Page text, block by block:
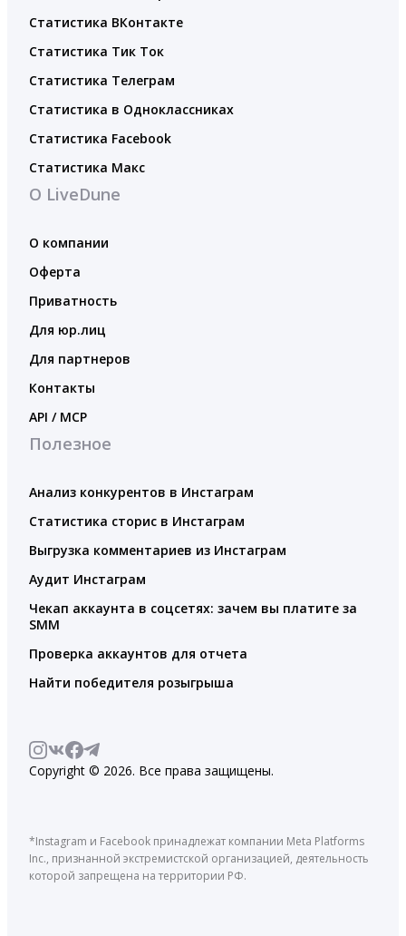
Статистика ВКонтакте
Статистика Тик Ток
Статистика Телеграм
Статистика в Одноклассниках
Статистика Facebook
Статистика Макс
О LiveDune
О компании
Оферта
Приватность
Для юр.лиц
Для партнеров
Контакты
API / MCP
Полезное
Анализ конкурентов в Инстаграм
Статистика сторис в Инстаграм
Выгрузка комментариев из Инстаграм
Аудит Инстаграм
Чекап аккаунта в соцсетях: зачем вы платите за
SMM
Проверка аккаунтов для отчета
Найти победителя розыгрыша
Copyright © 2026. Все права защищены.
*Instagram и Facebook принадлежат компании Meta Platforms
Inc., признанной экстремистской организацией, деятельность
которой запрещена на территории РФ.